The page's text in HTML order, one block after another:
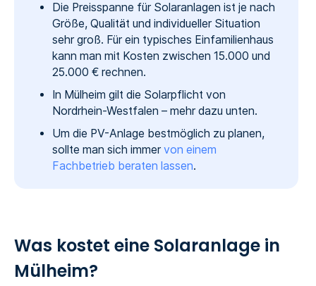
Die Preisspanne für Solaranlagen ist je nach
Größe, Qualität und individueller Situation
sehr groß. Für ein typisches Einfamilienhaus
kann man mit Kosten zwischen 15.000 und
25.000 € rechnen.
In Mülheim gilt die Solarpflicht von
Nordrhein-Westfalen – mehr dazu unten.
Um die PV-Anlage bestmöglich zu planen,
sollte man sich immer von einem
Fachbetrieb beraten lassen.
Was kostet eine Solaranlage in
Mülheim?